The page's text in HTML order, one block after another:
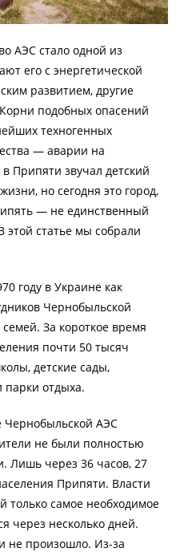
АЭС стало одной из
его с энергетической
развитием, другие
подобных опасений
техногенных
— аварии на
Припяти звучал детский
но сегодня это город,
— не единственный
статье мы собрали
году в Украине как
Чернобыльской
За короткое время
почти 50 тысяч
детские сады,
отдыха.
Чернобыльской АЭС
не были полностью
Лишь через 36 часов, 27
Припяти. Власти
только самое необходимое
через несколько дней.
не произошло. Из-за